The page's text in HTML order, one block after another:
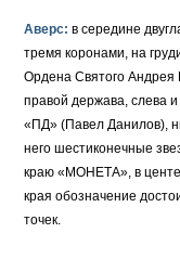
Для Молдавии и
Таврические
Медь
Для Пруссии
Альбертусталер
Петр II (1727-1730)
Екатерина I (1725-
Серебро
Аверс: в середине
тремя коронами, на
Ордена Святого Андрея
правой держава, слева
«ПД» (Павел Данилов),
него шестиконечные
краю «МОНЕТА», в центе
края обозначение
точек.